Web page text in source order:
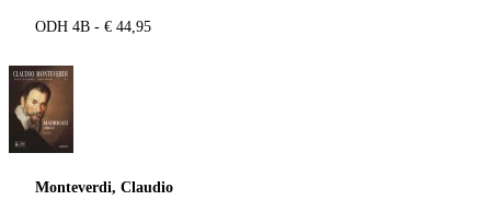
ODH 4B - € 44,95
Monteverdi, Claudio